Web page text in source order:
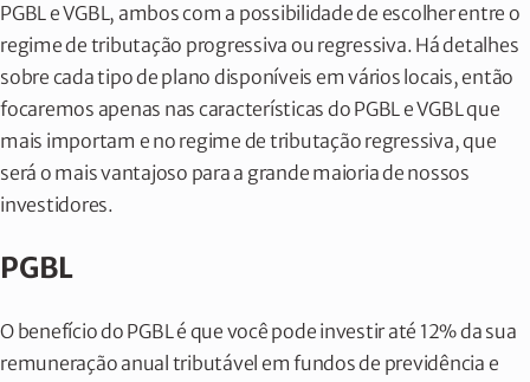
PGBL e VGBL, ambos com a possibilidade de escolher entre o
regime de tributação progressiva ou regressiva. Há detalhes
sobre cada tipo de plano disponíveis em vários locais, então
focaremos apenas nas características do PGBL e VGBL que
mais importam e no regime de tributação regressiva, que
será o mais vantajoso para a grande maioria de nossos
investidores.
PGBL
O benefício do PGBL é que você pode investir até 12% da sua
remuneração anual tributável em fundos de previdência e